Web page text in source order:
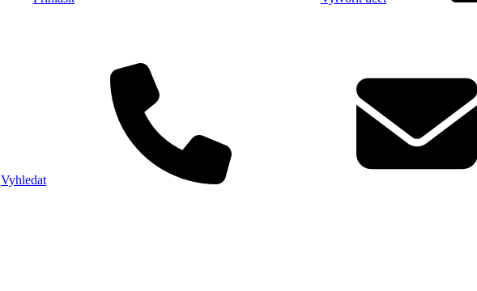
Vyhledat